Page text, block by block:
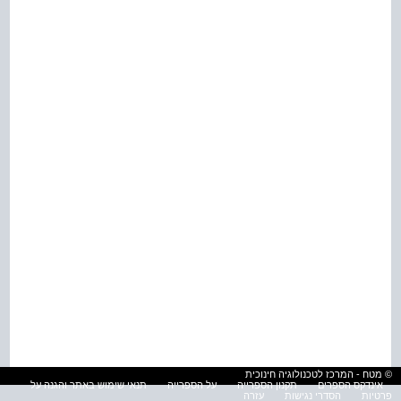
© מטח - המרכז לטכנולוגיה חינוכית
אינדקס הספרים
תקנון הספרייה על הספרייה
תנאי שימוש באתר והגנה על
פרטיות
הסדרי נגישות עזרה